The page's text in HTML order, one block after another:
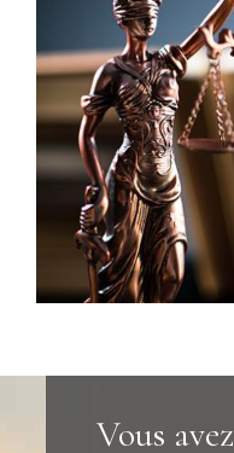
Vous